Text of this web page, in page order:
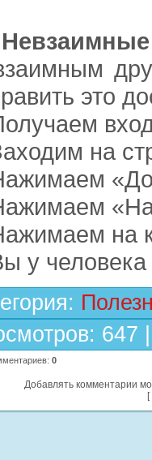
это
на
на
у человека
:
: 647
: 0
Добавлять комментарии
[